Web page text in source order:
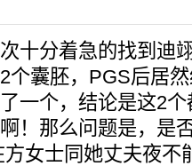
十分着急的找到迪
个囊胚，PGS后居
一个，结论是这2
！那么问题是，是
女士同她丈夫夜不